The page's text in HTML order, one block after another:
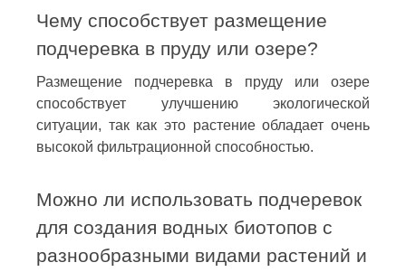
Чему способствует размещение
подчеревка в пруду или озере?
Размещение подчеревка в пруду или озере
способствует улучшению экологической
ситуации, так как это растение обладает очень
высокой фильтрационной способностью.
Можно ли использовать подчеревок
для создания водных биотопов с
разнообразными видами растений и